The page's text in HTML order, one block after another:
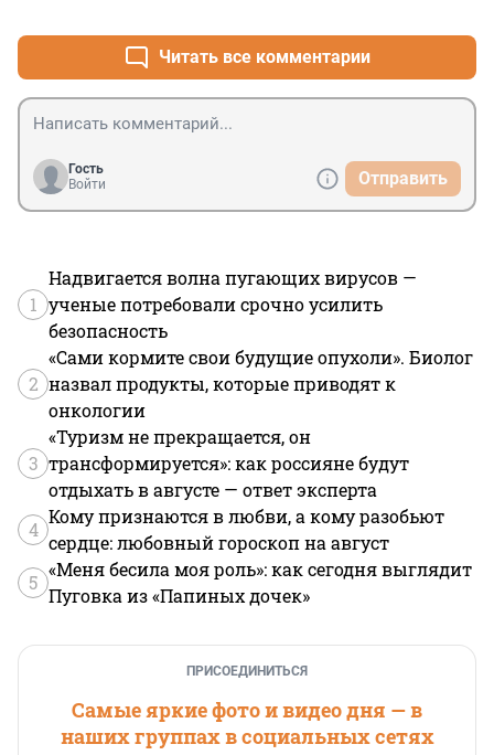
Читать все комментарии
Гость
Войти
Отправить
1
Надвигается волна пугающих вирусов —
ученые потребовали срочно усилить
безопасность
2
«Сами кормите свои будущие опухоли». Биолог
назвал продукты, которые приводят к
онкологии
3
«Туризм не прекращается, он
трансформируется»: как россияне будут
отдыхать в августе — ответ эксперта
4
Кому признаются в любви, а кому разобьют
сердце: любовный гороскоп на август
5
«Меня бесила моя роль»: как сегодня выглядит
Пуговка из «Папиных дочек»
ПРИСОЕДИНИТЬСЯ
Самые яркие фото и видео дня — в
наших группах в социальных сетях